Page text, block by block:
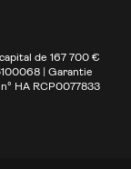
de 167 700 €
| Garantie
HA RCP0077833